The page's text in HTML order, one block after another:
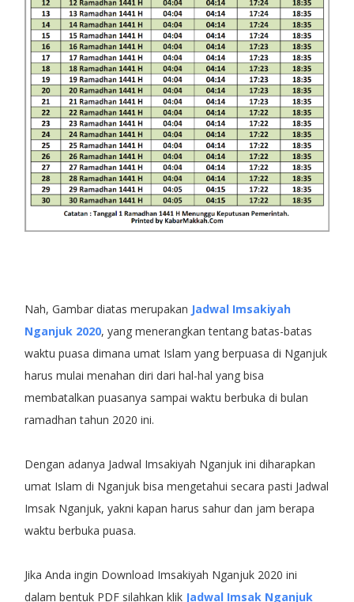
Nah, Gambar diatas merupakan Jadwal Imsakiyah
Nganjuk 2020, yang menerangkan tentang batas-batas
waktu puasa dimana umat Islam yang berpuasa di Nganjuk
harus mulai menahan diri dari hal-hal yang bisa
membatalkan puasanya sampai waktu berbuka di bulan
ramadhan tahun 2020 ini.
Dengan adanya Jadwal Imsakiyah Nganjuk ini diharapkan
umat Islam di Nganjuk bisa mengetahui secara pasti Jadwal
Imsak Nganjuk, yakni kapan harus sahur dan jam berapa
waktu berbuka puasa.
Jika Anda ingin Download Imsakiyah Nganjuk 2020 ini
dalam bentuk PDF silahkan klik Jadwal Imsak Nganjuk